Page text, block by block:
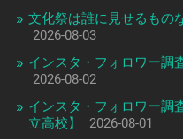
文化祭は誰に見せるもの
2026-08-03
インスタ・フォロワー調
2026-08-02
インスタ・フォロワー
立高校】
2026-08-01